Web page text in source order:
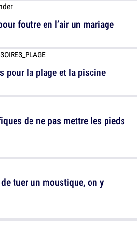
foutre en l’air un mariage
de ne pas mettre les pieds
pour la plage et la piscine
tuer un moustique, on y